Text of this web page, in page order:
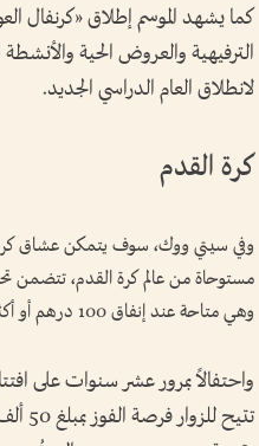
الترفيهية والعروض الحية
لانطلاق العام الدراسي الجديد.
كرة القدم
وهي متاحة عند إنفاق 100 درهم أو أكثر في المتاجر المشاركة.
واحتفالاً بمرور عشر سنوات على